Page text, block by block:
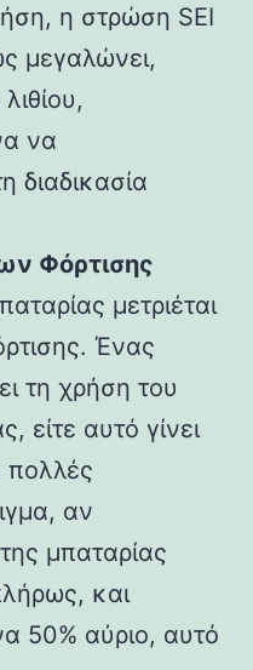
η στρώση SEI
μεγαλώνει,
να
διαδικασία
Φόρτισης
μετριέται
Ένας
τη χρήση του
είτε αυτό γίνει
πολλές
αν
μπαταρίας
και
50% αύριο, αυτό